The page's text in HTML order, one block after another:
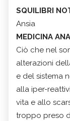
SQUILIBRI
Ansia
MEDICINA
Ciò che nel
alterazioni
e del sistema
alla iper-
vita e allo
troppo preso